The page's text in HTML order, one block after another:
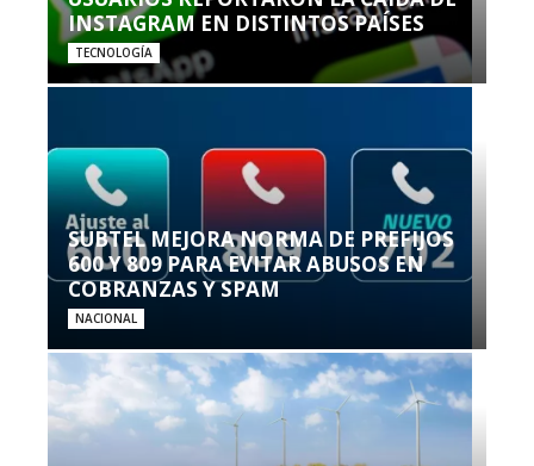
INSTAGRAM EN DISTINTOS PAÍSES
TECNOLOGÍA
SUBTEL MEJORA NORMA DE PREFIJOS
600 Y 809 PARA EVITAR ABUSOS EN
COBRANZAS Y SPAM
NACIONAL